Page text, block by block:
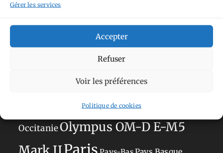
Gérer les services
Accepter
Refuser
Voir les préférences
Politique de cookies
Aimez-vous bordelAllemagne
Anti tourismeBar
Japon
La DéfenseNormandie
OccitanieOlympus OM-D E-M5